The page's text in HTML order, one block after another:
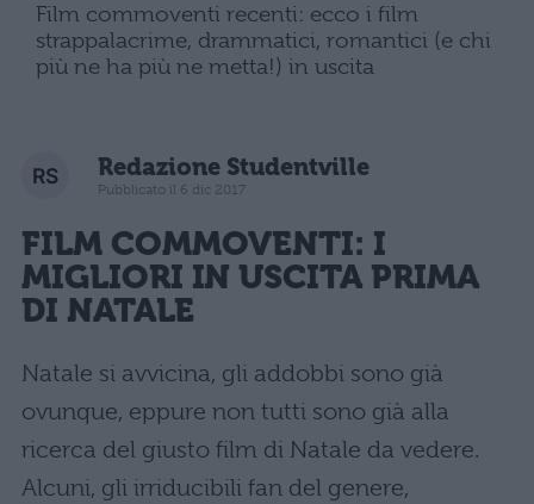
Film commoventi recenti: ecco i film
strappalacrime, drammatici, romantici (e chi
più ne ha più ne metta!) in uscita
Redazione Studentville
Pubblicato il 6 dic 2017
FILM COMMOVENTI: I
MIGLIORI IN USCITA PRIMA
DI NATALE
Natale si avvicina, gli addobbi sono già
ovunque, eppure non tutti sono già alla
ricerca del giusto film di Natale da vedere.
Alcuni, gli irriducibili fan del genere,